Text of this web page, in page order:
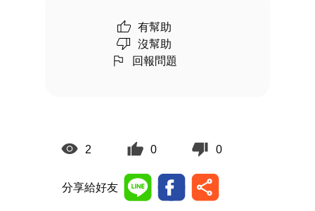
有幫助
沒幫助
回報問題
2 0 0
分享給好友